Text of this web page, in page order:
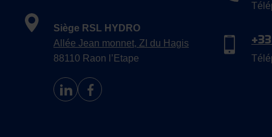
Siège RSL HYDRO
Allée Jean monnet, ZI du Hagis
88110 Raon l’Etape